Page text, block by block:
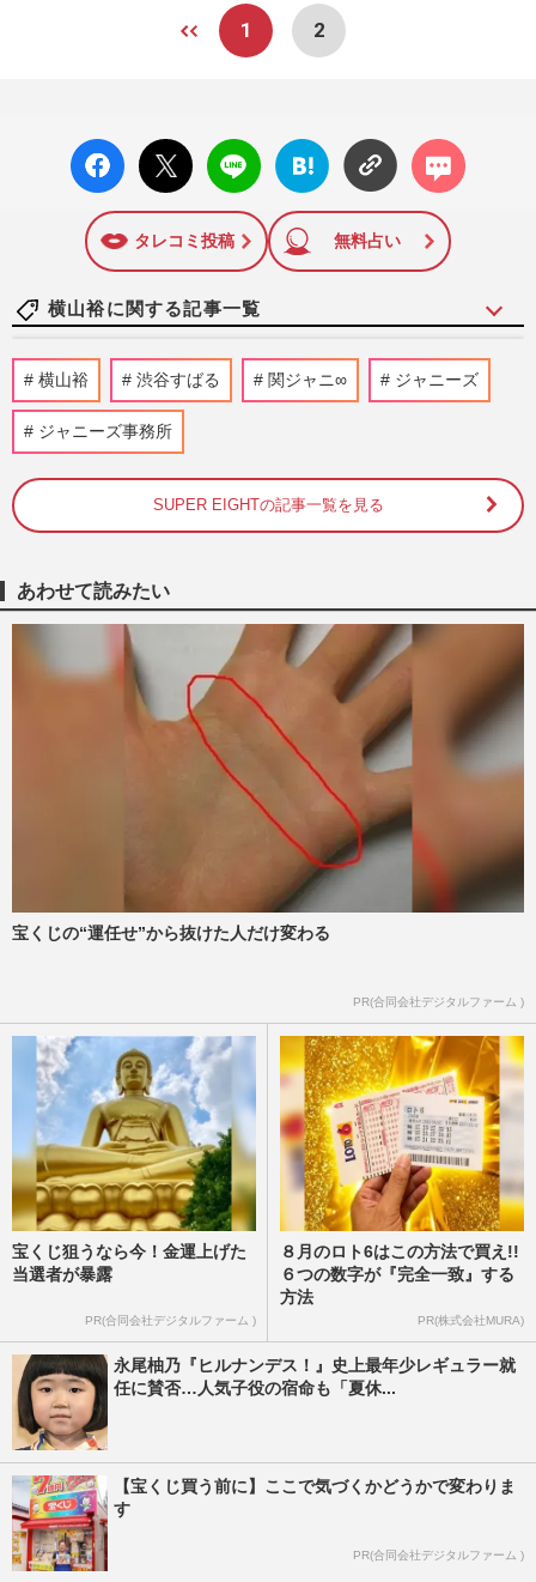
1 2
facebo
ok い
X ポス
ト
LINE
はてな
ブック
に追加
コメン
ト
タレコミ投稿 無料占い
横山裕に関する記事一覧
永尾柚乃『ヒルナンデス！』史上最年少レ
ギュラー就任に賛否…人気子役の宿命も
「夏休みに働かせるなんて」…
週刊女性PRIME
【横山裕】ドッキリGPで骨折！ 番組に批
判殺到、危険性指摘の“前科”
元KAT-TUN・中丸雄一がファンとの焼き
肉オフ会開催へ、SUPER EIGHT・横山裕
もBBQ実施で〈会いに行けるアイ…
週刊女性2025年12月30日号 2025/12/17
フジ『ドッキリGP』SUPER EIGHT・横
山裕のけがが波紋、杉原アナの貝殻ビキニ
＆やす子も炎上、“安全管理”…
2025/12/15
『SUPER EIGHT』村上信五、結婚発表の
2025/10/14
横山裕 渋谷すばる 関ジャニ∞ ジャニーズ
ジャニーズ事務所
SUPER EIGHTの記事一覧を見る
あわせて読みたい
宝くじの“運任せ”から抜けた人だけ変わる
PR(合同会社デジタルファーム )
宝くじ狙うなら今！金運上げた
当選者が暴露
PR(合同会社デジタルファーム )
８月のロト6はこの方法で買え!!
６つの数字が『完全一致』する
方法
PR(株式会社MURA)
永尾柚乃『ヒルナンデス！』史上最年少レギュラー就
任に賛否…人気子役の宿命も「夏休...
【宝くじ買う前に】ここで気づくかどうかで変わりま
す
PR(合同会社デジタルファーム )